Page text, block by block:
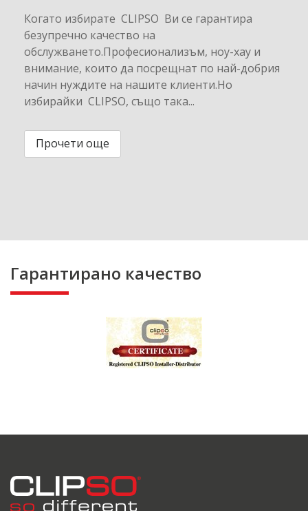
Когато избирате CLIPSO Ви се гарантира
безупречно качество на
обслужването.Професионализъм, ноу-хау и
внимание, които да посрещнат по най-добрия
начин нуждите на нашите клиенти.Но
избирайки CLIPSO, също така...
Прочети още
Гарантирано качество